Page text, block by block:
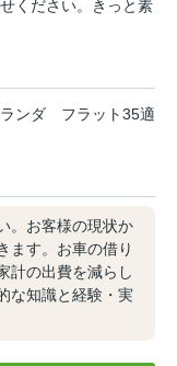
ください。きっと素
ンダ
フラット35適
。お客様の現状か
ます。お車の借り
計の出費を減らし
な知識と経験・実